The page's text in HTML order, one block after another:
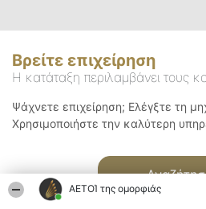
ΑΕΤΟΊ της ομορφιάς
Βρείτε επιχείρηση
Η κατάταξη περιλαμβάνει τους
Ψάχνετε επιχείρηση; Ελέγξτε τη
Χρησιμοποιήστε την καλύτερη